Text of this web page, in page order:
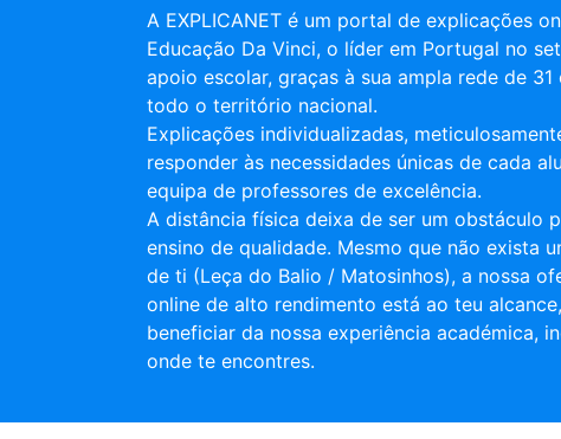
A EXPLICANET é um portal de explicações
Educação Da Vinci, o líder em Portugal no
apoio escolar, graças à sua ampla rede de
todo o território nacional.
Explicações individualizadas,
responder às necessidades únicas de cada
equipa de professores de excelência.
A distância física deixa de ser um obstáculo
ensino de qualidade. Mesmo que não exista
de ti (Leça do Balio / Matosinhos), a nossa
online de alto rendimento está ao teu
beneficiar da nossa experiência académica,
onde te encontres.